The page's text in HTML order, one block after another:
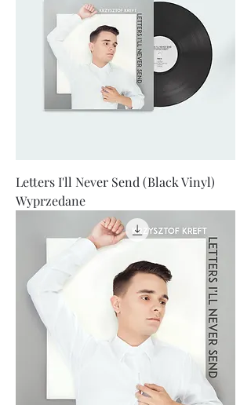
Letters I'll Never Send (Black Vinyl)
Wyprzedane